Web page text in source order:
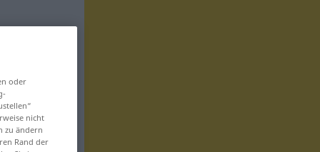
oder
nicht
zu ändern
Rand der